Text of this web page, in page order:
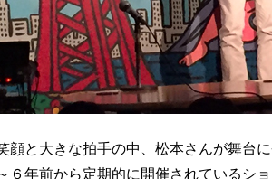
顔と大きな拍手の中、松本さんが舞台に
６年前から定期的に開催されているシ